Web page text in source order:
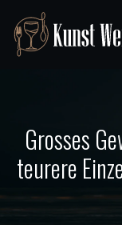
Grosses
teurere